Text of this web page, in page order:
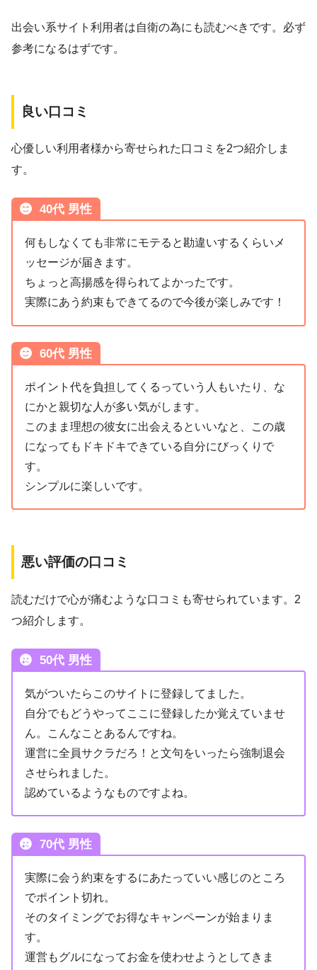
出会い系サイト利用者は自衛の為にも読むべきです。必ず
参考になるはずです。
良い口コミ
心優しい利用者様から寄せられた口コミを2つ紹介しま
す。
40代 男性
何もしなくても非常にモテると勘違いするくらいメ
ッセージが届きます。
ちょっと高揚感を得られてよかったです。
実際にあう約束もできてるので今後が楽しみです！
60代 男性
ポイント代を負担してくるっていう人もいたり、な
にかと親切な人が多い気がします。
このまま理想の彼女に出会えるといいなと、この歳
になってもドキドキできている自分にびっくりで
す。
シンプルに楽しいです。
悪い評価の口コミ
読むだけで心が痛むような口コミも寄せられています。2
つ紹介します。
50代 男性
気がついたらこのサイトに登録してました。
自分でもどうやってここに登録したか覚えていませ
ん。こんなことあるんですね。
運営に全員サクラだろ！と文句をいったら強制退会
させられました。
認めているようなものですよね。
70代 男性
実際に会う約束をするにあたっていい感じのところ
でポイント切れ。
そのタイミングでお得なキャンペーンが始まりま
す。
運営もグルになってお金を使わせようとしてきま